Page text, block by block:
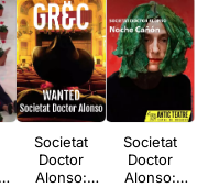
Societat
Doctor
Alonso:
Societat
Doctor
Alonso: